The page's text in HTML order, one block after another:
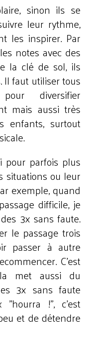
sinon ils se
leur rythme,
les inspirer. Par
notes avec des
la clé de sol, ils
Il faut utiliser tous
diversifier
mais aussi très
enfants, surtout
pour parfois plus
situations ou leur
exemple, quand
difficile, je
3x sans faute.
le passage trois
passer à autre
C’est
met aussi du
3x sans faute
!", c’est
et de détendre